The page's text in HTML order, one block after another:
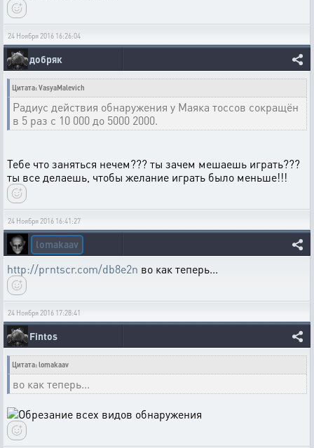
24 Ноября 2016 16:26:04
добряк
Цитата: VasyaMalevich
Радиус действия обнаружения у Маяка тоссов сокращён
в 5 раз с 10 000 до 5000 2000.
Тебе что заняться нечем??? ты зачем мешаешь играть???
ты все делаешь, чтобы желание играть было меньше!!!
24 Ноября 2016 16:41:27
lomakaav
http://prntscr.com/db8e2n во как теперь...
24 Ноября 2016 17:28:41
Fintos
Цитата: lomakaav
во как теперь...